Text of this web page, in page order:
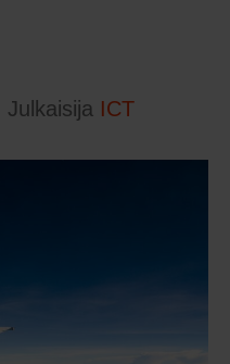
Julkaisija ICT